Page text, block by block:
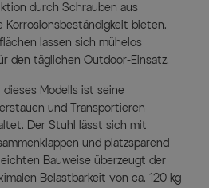
durch Schrauben aus
Korrosionsbeständigkeit bieten.
lassen sich mühelos
den täglichen Outdoor-Einsatz.
dieses Modells ist seine
und Transportieren
Der Stuhl lässt sich mit
und platzsparend
Bauweise überzeugt der
Belastbarkeit von ca. 120 kg